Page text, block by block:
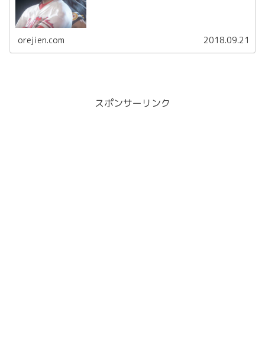
orejien.com 2018.09.21
スポンサーリンク